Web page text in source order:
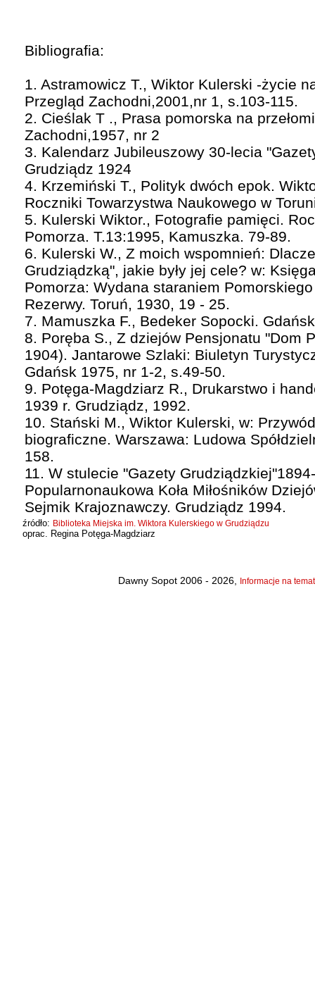
Bibliografia:
1. Astramowicz T., Wiktor Kulerski -życie
Przegląd Zachodni,2001,nr 1, s.103-115.
2. Cieślak T ., Prasa pomorska na
Zachodni,1957, nr 2
3. Kalendarz Jubileuszowy 30-lecia
Grudziądz 1924
4. Krzemiński T., Polityk dwóch epok.
Roczniki Towarzystwa Naukowego w
5. Kulerski Wiktor., Fotografie pamięci.
Pomorza. T.13:1995, Kamuszka. 79-89.
6. Kulerski W., Z moich wspomnień:
Grudziądzką", jakie były jej cele? w:
Pomorza: Wydana staraniem
Rezerwy. Toruń, 1930, 19 - 25.
7. Mamuszka F., Bedeker Sopocki.
8. Poręba S., Z dziejów Pensjonatu "Dom
1904). Jantarowe Szlaki: Biuletyn
Gdańsk 1975, nr 1-2, s.49-50.
9. Potęga-Magdziarz R., Drukarstwo i
1939 r. Grudziądz, 1992.
10. Stański M., Wiktor Kulerski, w:
biograficzne. Warszawa: Ludowa
158.
11. W stulecie "Gazety
Popularnonaukowa Koła Miłośników
Sejmik Krajoznawczy. Grudziądz 1994.
źródło: Biblioteka Miejska im. Wiktora Kulerskiego w Grudziądzu
oprac. Regina Potęga-Magdziarz
Dawny Sopot 2006 - 2026, Informacje na